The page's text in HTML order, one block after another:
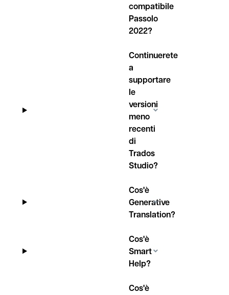
compatibile
Passolo
2022?
Continuerete
a
supportare
le
versioni
meno
recenti
di
Trados
Studio?
Cos'è
Generative
Translation?
Cos'è
Smart
Help?
Cos'è